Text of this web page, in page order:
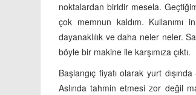
noktalardan biridir mesela.
çok memnun kaldım. Kullanımı
dayanaklılık ve daha neler neler.
böyle bir makine ile karşımıza çıktı.
Başlangıç fiyatı olarak yurt
Aslında tahmin etmesi zor değil